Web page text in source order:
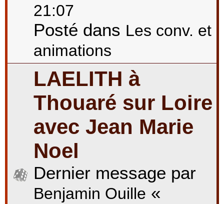
21:07
Posté dans Les conv. et
animations
LAELITH à
Thouaré sur Loire
avec Jean Marie
Noel
Dernier message par
Benjamin Ouille «